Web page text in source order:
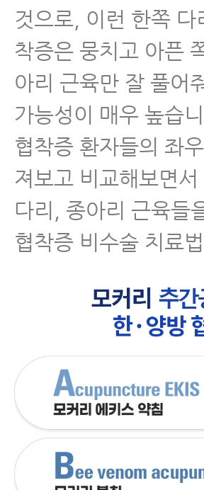
것으로, 이런 한쪽
착증은 뭉치고 아픈
아리 근육만 잘 풀어
가능성이 매우 높습
협착증 환자들의 좌
져보고 비교해보면
다리, 종아리 근육들
협착증 비수술 치료